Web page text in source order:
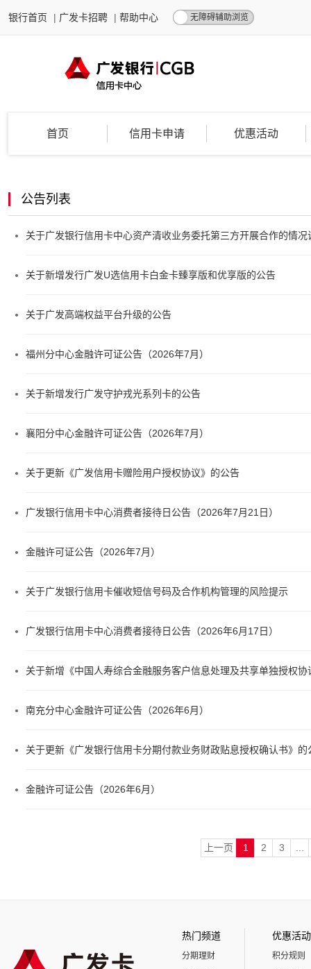
银行首页 | 广发卡招聘 | 帮助中心 无障碍辅助浏览
首页 信用卡申请 优惠活动
公告列表
关于广发银行信用卡中心资产清收业务委托第三方开展合作的情
关于新增发行广发U选信用卡白金卡臻享版和优享版的公告
关于广发高端权益平台升级的公告
福州分中心金融许可证公告（2026年7月）
关于新增发行广发守护戎光系列卡的公告
襄阳分中心金融许可证公告（2026年7月）
关于更新《广发信用卡赠险用户授权协议》的公告
广发银行信用卡中心消费者接待日公告（2026年7月21日）
金融许可证公告（2026年7月）
关于广发银行信用卡催收短信号码及合作机构管理的风险提示
广发银行信用卡中心消费者接待日公告（2026年6月17日）
关于新增《中国人寿综合金融服务客户信息处理及共享单独授权协
南充分中心金融许可证公告（2026年6月）
关于更新《广发银行信用卡分期付款业务财政贴息授权确认书》的
金融许可证公告（2026年6月）
上一页 1 2 3
热门频道
分期理财
优惠活动
积分规则